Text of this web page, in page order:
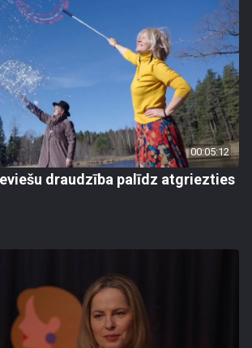
00:05:12
draudzība palīdz atgriezties